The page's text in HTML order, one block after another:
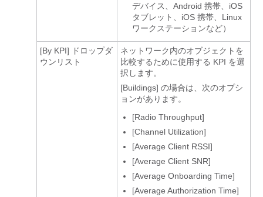
デバイス、Android 携帯、iOS
タブレット、iOS 携帯、Linux
ワークステーションなど）
[By KPI]
ドロップダ
ウンリスト
ネットワーク内のオブジェクトを
比較するために使用する KPI を選
択します。
[Buildings] の場合は、次のオプシ
ョンがあります。
[Radio Throughput]
[Channel Utilization]
[Average Client RSSI]
[Average Client SNR]
[Average Onboarding Time]
[Average Authorization Time]